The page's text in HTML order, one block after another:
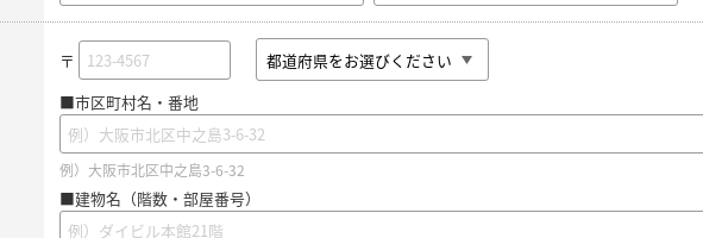
〒
■市区町村名・番地
例）大阪市北区中之島3-6-32
■建物名（階数・部屋番号）